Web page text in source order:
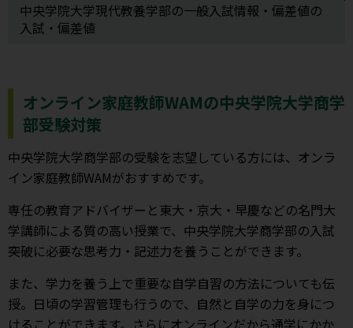
中央学院大学現代教養学部の一般入試情報・偏差値の
入試・偏差値
オンライン家庭教師WAMの中央学院大学商学
部受験対策
中央学院大学商学部の受験を志望している方には、オンラ
イン家庭教師WAMがおすすめです。
専任の教育アドバイザーと東大・京大・早慶などの名門大
学講師による質の高い授業で、中央学院大学商学部の入試
突破に必要な思考力・記述力を養うことができます。
また、学力を養う上で重要な自学自習の方法についても伝
授。日頃の学習管理も行うので、自然と自学の力を身につ